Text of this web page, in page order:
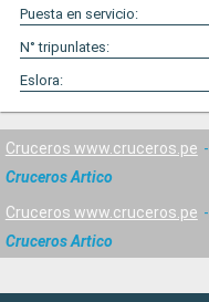
Puesta en servicio:
N° tripunlates:
Eslora:
Cruceros www.cruceros.pe
Cruceros Artico
Cruceros www.cruceros.pe
Cruceros Artico